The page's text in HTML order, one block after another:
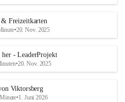
& Freizeitkarten
•20. Nov. 2025
- LeaderProjekt
•20. Nov. 2025
Viktorsberg
•1. Juni 2026